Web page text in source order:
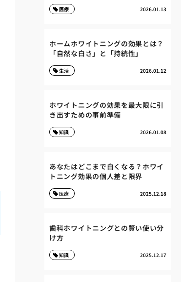
2026.01.13
医療
ホームホワイトニングの効果とは？
「自然な白さ」と「持続性」
2026.01.12
生活
ホワイトニングの効果を最大限に引
き出すための事前準備
2026.01.08
知識
あなたはどこまで白くなる？ホワイ
トニング効果の個人差と限界
2025.12.18
医療
歯科ホワイトニングとの賢い使い分
け方
2025.12.17
知識